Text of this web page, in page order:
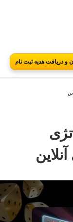
و دریافت هدیه ثبت نام